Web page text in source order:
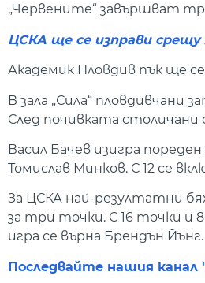
„Червените“ завършват
ЦСКА ще се изправи
Академик Пловдив пък ще
В зала „Сила“ пловдивчани
След почивката столичани
Васил Бачев изигра
Томислав Минков. С 12 се
За ЦСКА най-резултатни
за три точки. С 16 точки и
игра се върна Брендън Йънг.
Последвайте нашия